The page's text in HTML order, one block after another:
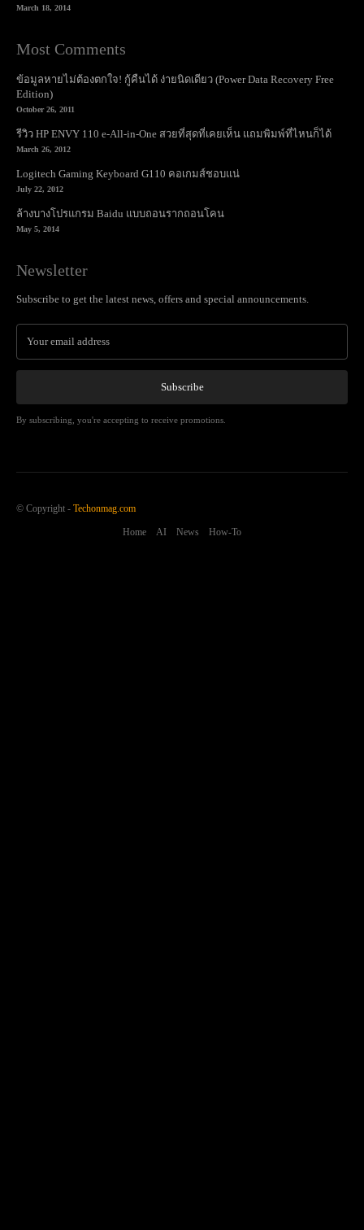
March 18, 2014
Most Comments
ข้อมูลหายไม่ต้องตกใจ! กู้คืนได้ ง่ายนิดเดียว (Power Data Recovery Free
Edition)
October 26, 2011
รีวิว HP ENVY 110 e-All-in-One สวยที่สุดที่เคยเห็น แถมพิมพ์ที่ไหนก็ได้
March 26, 2012
Logitech Gaming Keyboard G110 คอเกมส์ชอบแน่
July 22, 2012
ล้างบางโปรแกรม Baidu แบบถอนรากถอนโคน
May 5, 2014
Newsletter
Subscribe to get the latest news, offers and special announcements.
Subscribe
By subscribing, you're accepting to receive promotions.
© Copyright - Techonmag.com
Home AI News How-To